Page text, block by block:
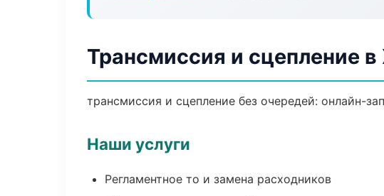
Трансмиссия и сцепление
трансмиссия и сцепление без очередей: онлайн-
Наши услуги
Регламентное то и замена расходников